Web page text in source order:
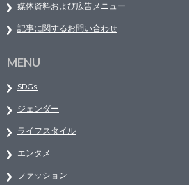
媒体資料および広告メニュー
記事に関するお問い合わせ
MENU
SDGs
ジェンダー
ライフスタイル
エンタメ
ファッション